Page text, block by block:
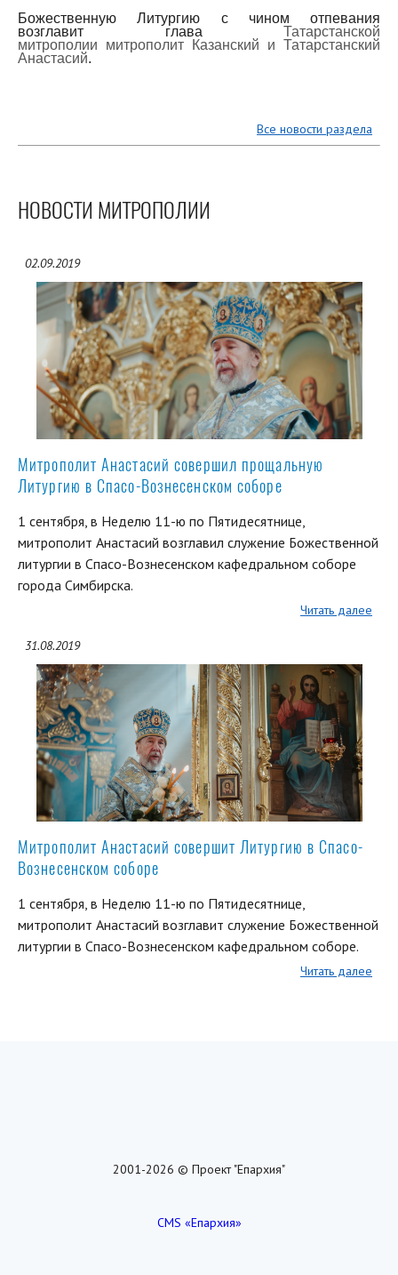
Божественную Литургию с чином отпевания
возглавит глава Татарстанской
митрополии
митрополит Казанский и Татарстанский
Анастасий.
Все новости раздела
НОВОСТИ МИТРОПОЛИИ
02.09.2019
Митрополит Анастасий совершил прощальную
Литургию в Спасо-Вознесенском соборе
1 сентября, в Неделю 11-ю по Пятидесятнице,
митрополит Анастасий возглавил служение Божественной
литургии в Спасо-Вознесенском кафедральном соборе
города Симбирска.
Читать далее
31.08.2019
Митрополит Анастасий совершит Литургию в Спасо-
Вознесенском соборе
1 сентября, в Неделю 11-ю по Пятидесятнице,
митрополит Анастасий возглавит служение Божественной
литургии в Спасо-Вознесенском кафедральном соборе.
Читать далее
2001-2026 © Проект "Епархия"
CMS «Епархия»